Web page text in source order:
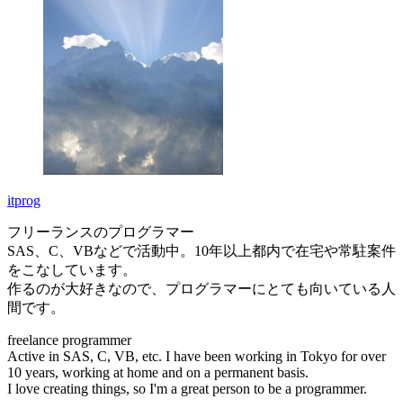
itprog
フリーランスのプログラマー
SAS、C、VBなどで活動中。10年以上都内で在宅や常駐案件
をこなしています。
作るのが大好きなので、プログラマーにとても向いている人
間です。
freelance programmer
Active in SAS, C, VB, etc. I have been working in Tokyo for over
10 years, working at home and on a permanent basis.
I love creating things, so I'm a great person to be a programmer.